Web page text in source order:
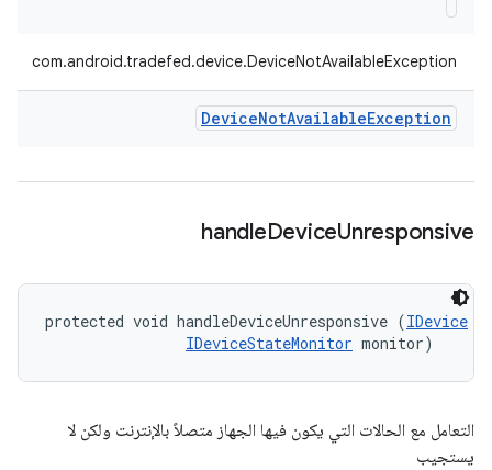
com.android.tradefed.device.DeviceNotAvailableException
DeviceNotAvailableException
handleDeviceUnresponsive
protected void handleDeviceUnresponsive (IDevice
IDeviceStateMonitor monitor)
التعامل مع الحالات التي يكون فيها الجهاز متصلاً بالإنترنت ولكن لا
يستجيب